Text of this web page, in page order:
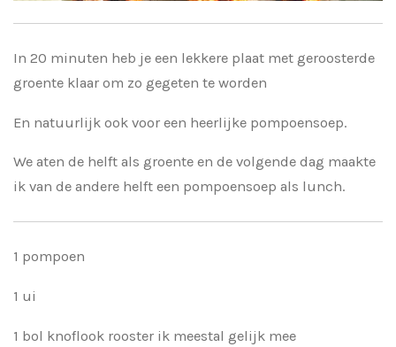
In 20 minuten heb je een lekkere plaat met geroosterde
groente klaar om zo gegeten te worden
En natuurlijk ook voor een heerlijke pompoensoep.
We aten de helft als groente en de volgende dag maakte
ik van de andere helft een pompoensoep als lunch.
1 pompoen
1 ui
1 bol knoflook rooster ik meestal gelijk mee